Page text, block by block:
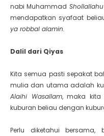
nabi Muhammad
mendapatkan syafaat
ya robbal alamin.
Dalil dari Qiyas
Kita semua pasti sepakat
mulia dan utama adalah
Alaihi Wasallam, maka kita
kuburan beliau dengan
Perlu diketahui bersama,